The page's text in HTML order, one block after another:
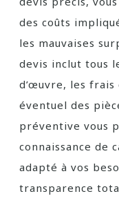
des coûts
les mauvaises
devis inclut tous
d’œuvre, les
éventuel des
préventive vous
connaissance de
adapté à vos
transparence